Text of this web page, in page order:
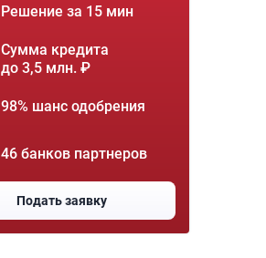
Решение за 15 мин
Сумма кредита
до 3,5 млн. ₽
98% шанс одобрения
46 банков партнеров
Подать заявку